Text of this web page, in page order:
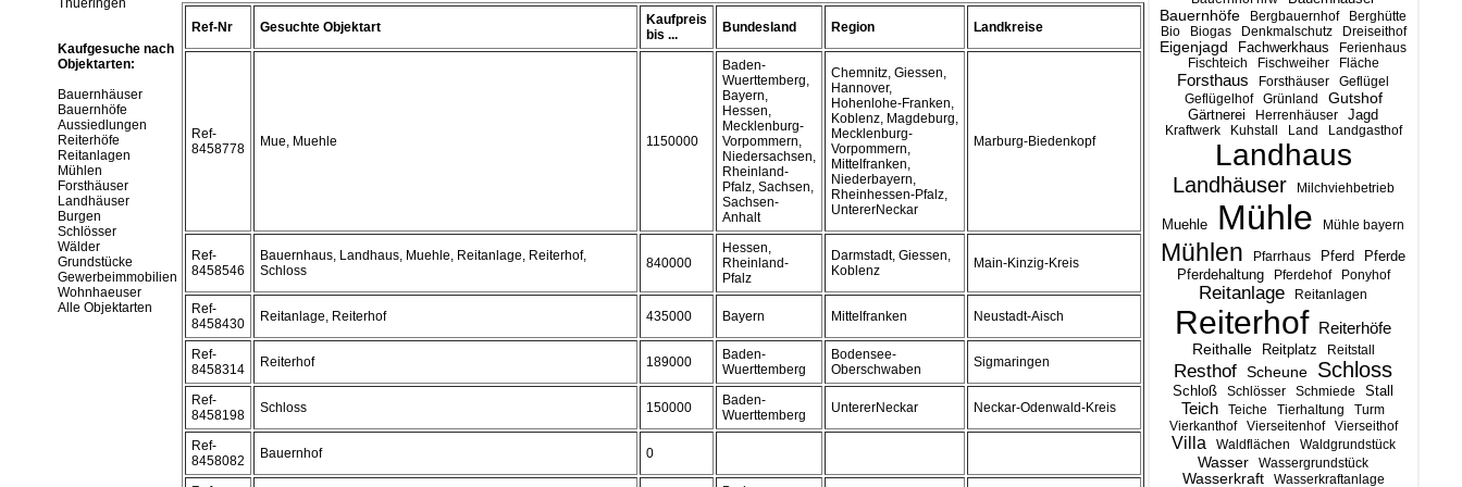
Bauernhöfe Bergbauernhof
Berghütte
Bio
Biogas Denkmalschutz Dreiseithof
Eigenjagd Fachwerkhaus
Ferienhaus
Fischteich
Fischweiher Fläche
Forsthaus Forsthäuser
Geflügel
Geflügelhof
Grünland
Gutshof
Gärtnerei
Herrenhäuser Jagd
Kraftwerk Kuhstall Land Landgasthof
Landhaus
Landhäuser Milchviehbetrieb
Muehle Mühle Mühle bayern
Mühlen Pfarrhaus Pferd Pferde
Pferdehaltung Pferdehof Ponyhof
Reitanlage Reitanlagen
Reiterhof Reiterhöfe
Reithalle Reitplatz Reitstall
Resthof Scheune Schloss
Schloß Schlösser Schmiede Stall
Teich Teiche Tierhaltung
Turm
Vierkanthof
Vierseitenhof Vierseithof
Villa Waldflächen Waldgrundstück
Wasser Wassergrundstück
Wasserkraft Wasserkraftanlage
Thueringen
Kaufgesuche nach
Objektarten:
Bauernhäuser
Bauernhöfe
Aussiedlungen
Reiterhöfe
Reitanlagen
Mühlen
Forsthäuser
Landhäuser
Burgen
Schlösser
Wälder
Grundstücke
Gewerbeimmobilien
Wohnhaeuser
Alle Objektarten
Ref-Nr Gesuchte Objektart
Kaufpreis
bis ...
Bundesland Region Landkreise
Ref-
8458778
Mue, Muehle 1150000
Baden-
Wuerttemberg,
Bayern,
Hessen,
Mecklenburg-
Vorpommern,
Niedersachsen,
Rheinland-
Pfalz, Sachsen,
Sachsen-
Anhalt
Chemnitz, Giessen,
Hannover,
Hohenlohe-Franken,
Koblenz, Magdeburg,
Mecklenburg-
Vorpommern,
Mittelfranken,
Niederbayern,
Rheinhessen-Pfalz,
UntererNeckar
Marburg-Biedenkopf
Ref-
8458546
Bauernhaus, Landhaus, Muehle, Reitanlage, Reiterhof,
Schloss
840000
Hessen,
Rheinland-
Pfalz
Darmstadt, Giessen,
Koblenz
Main-Kinzig-Kreis
Ref-
8458430
Reitanlage, Reiterhof 435000 Bayern Mittelfranken Neustadt-Aisch
Ref-
8458314
Reiterhof 189000
Baden-
Wuerttemberg
Bodensee-
Oberschwaben
Sigmaringen
Ref-
8458198
Schloss 150000
Baden-
Wuerttemberg
UntererNeckar Neckar-Odenwald-Kreis
Ref-
8458082
Bauernhof 0